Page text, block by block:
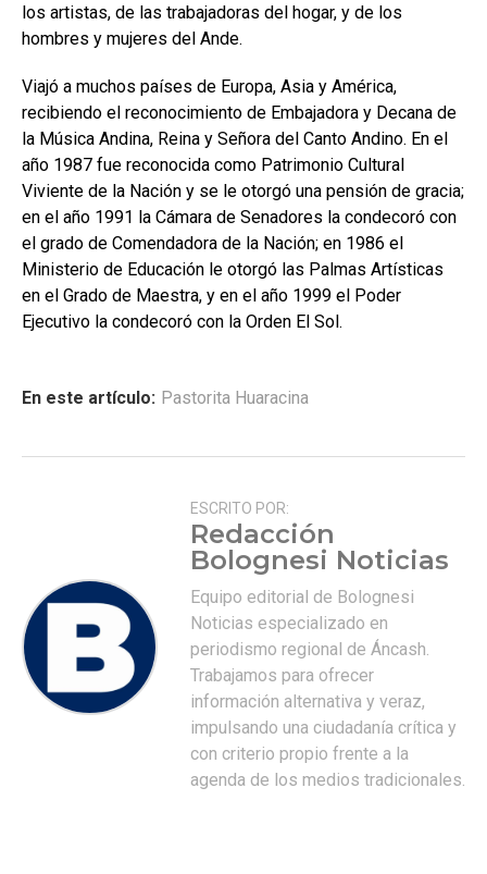
los artistas, de las trabajadoras del hogar, y de los
hombres y mujeres del Ande.
Viajó a muchos países de Europa, Asia y América,
recibiendo el reconocimiento de Embajadora y Decana de
la Música Andina, Reina y Señora del Canto Andino. En el
año 1987 fue reconocida como Patrimonio Cultural
Viviente de la Nación y se le otorgó una pensión de gracia;
en el año 1991 la Cámara de Senadores la condecoró con
el grado de Comendadora de la Nación; en 1986 el
Ministerio de Educación le otorgó las Palmas Artísticas
en el Grado de Maestra, y en el año 1999 el Poder
Ejecutivo la condecoró con la Orden El Sol.
En este artículo: Pastorita Huaracina
ESCRITO POR:
Redacción
Bolognesi Noticias
Equipo editorial de Bolognesi
Noticias especializado en
periodismo regional de Áncash.
Trabajamos para ofrecer
información alternativa y veraz,
impulsando una ciudadanía crítica y
con criterio propio frente a la
agenda de los medios tradicionales.